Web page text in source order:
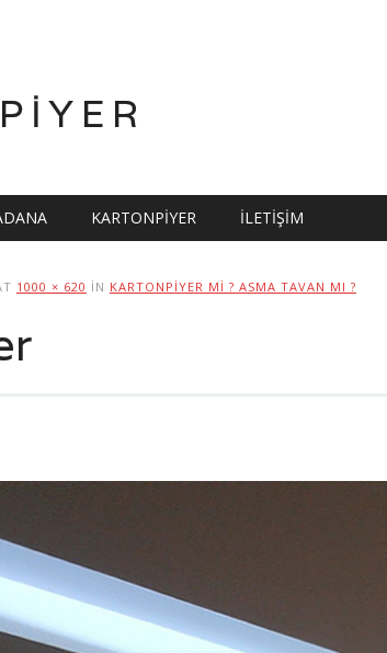
KARTONPIYER İLETIŞIM
1000 × 620 IN KARTONPIYER MI ? ASMA TAVAN MI ?